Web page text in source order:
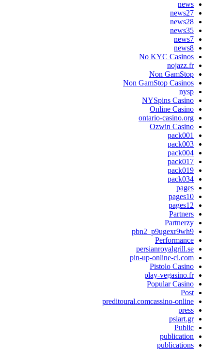
No KYC
Non
Non GamStop
NYSpins
Online
ontario-
Ozwin
pin-up-online-
Pistolo
play-
Popular
preditoural.comcassino-